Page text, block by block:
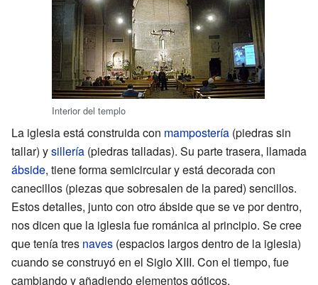
Interior del templo
La iglesia está construida con mampostería (piedras sin
tallar) ysillería (piedras talladas). Su parte trasera, llamada
ábside, tiene forma semicircular y está decorada con
canecillos (piezas que sobresalen de la pared) sencillos.
Estos detalles, junto con otro ábside que se ve por dentro,
nos dicen que la iglesia fue románica al principio. Se cree
que tenía tres naves (espacios largos dentro de la iglesia)
cuando se construyó en el Siglo XIII. Con el tiempo, fue
cambiando y añadiendo elementos góticos.